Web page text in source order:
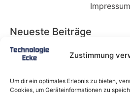
Zustimmung
Um dir ein optimales Erlebnis zu bieten,
Cookies, um Geräteinformationen zu
Impressum
Neueste Beiträge
Babybett 90×200: Die
wachsende Kinder und
Deutschland endlich ein